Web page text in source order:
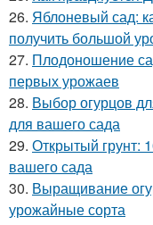
26. Яблоневый сад:
получить большой
27. Плодоношение
первых урожаев
28. Выбор огурцов
для вашего сада
29. Открытый грунт:
вашего сада
30. Выращивание
урожайные сорта